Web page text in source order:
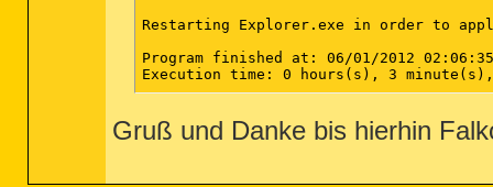
Restarting Explorer.exe in order to
Program finished at: 06/01/2012 02:06:35
Execution time: 0 hours(s), 3 minute(s),
Gruß und Danke bis hierhin